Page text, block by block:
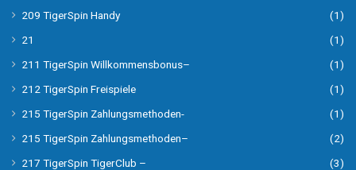
209 TigerSpin Handy
(1)
21
(1)
211 TigerSpin Willkommensbonus–
(1)
212 TigerSpin Freispiele
(1)
215 TigerSpin Zahlungsmethoden-
(1)
215 TigerSpin Zahlungsmethoden–
(2)
217 TigerSpin TigerClub –
(3)